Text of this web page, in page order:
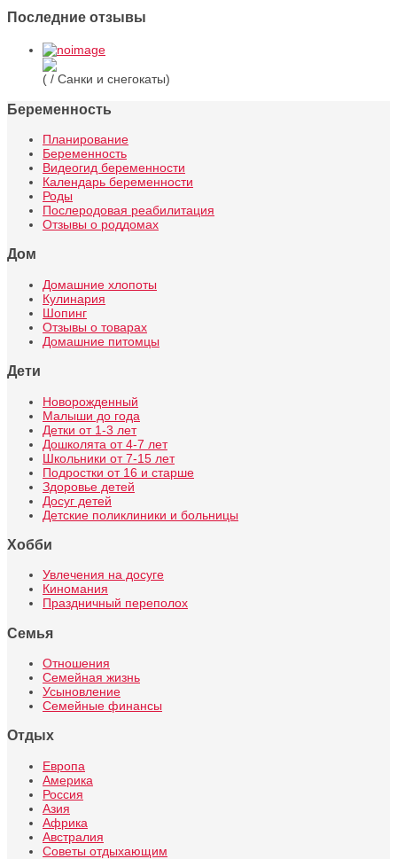
Последние отзывы
( / Санки и снегокаты)
Беременность
Планирование
Беременность
Видеогид беременности
Календарь беременности
Роды
Послеродовая реабилитация
Отзывы о роддомах
Дом
Домашние хлопоты
Кулинария
Шопинг
Отзывы о товарах
Домашние питомцы
Дети
Новорожденный
Малыши до года
Детки от 1-3 лет
Дошколята от 4-7 лет
Школьники от 7-15 лет
Подростки от 16 и старше
Здоровье детей
Досуг детей
Детские поликлиники и больницы
Хобби
Увлечения на досуге
Киномания
Праздничный переполох
Семья
Отношения
Семейная жизнь
Усыновление
Семейные финансы
Отдых
Европа
Америка
Россия
Азия
Африка
Австралия
Советы отдыхающим